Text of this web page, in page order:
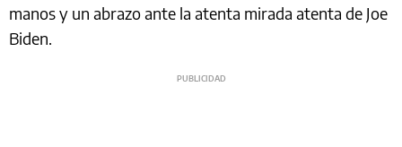
manos y un abrazo ante la atenta mirada atenta de Joe
Biden.